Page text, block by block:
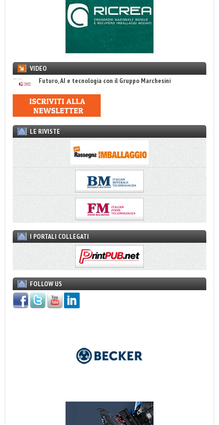
VIDEO
Futuro, AI e tecnologia con il Gruppo Marchesini
LE RIVISTE
I PORTALI COLLEGATI
FOLLOW US